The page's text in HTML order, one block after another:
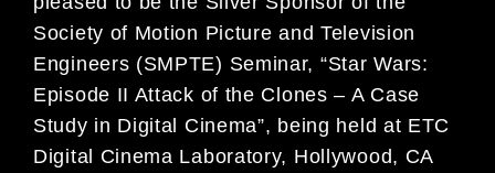
Society of Motion Picture and Television
Engineers (SMPTE) Seminar, “Star Wars:
Episode II Attack of the Clones – A Case
Study in Digital Cinema”, being held at ETC
Digital Cinema Laboratory, Hollywood, CA